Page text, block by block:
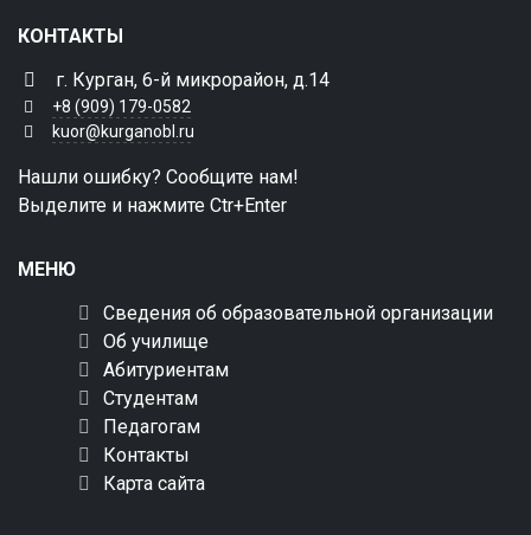
КОНТАКТЫ
г. Курган, 6-й микрорайон, д.14
+8 (909) 179-0582
kuor@kurganobl.ru
Нашли ошибку? Сообщите нам!
Выделите и нажмите Ctr+Enter
МЕНЮ
Сведения об образовательной организации
Об училище
Абитуриентам
Студентам
Педагогам
Контакты
Карта сайта